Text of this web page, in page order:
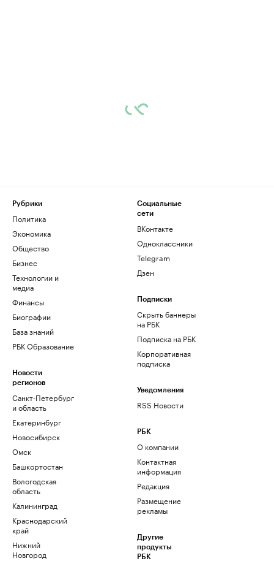
Рубрики
Политика
Экономика
Общество
Бизнес
Технологии и
медиа
Финансы
Биографии
База знаний
РБК Образование
Новости
регионов
Санкт-Петербург
и область
Екатеринбург
Новосибирск
Омск
Башкортостан
Вологодская
область
Калининград
Краснодарский
край
Нижний
Новгород
Социальные
сети
ВКонтакте
Одноклассники
Telegram
Дзен
Подписки
Скрыть баннеры
на РБК
Подписка на РБК
Корпоративная
подписка
Уведомления
RSS Новости
РБК
О компании
Контактная
информация
Редакция
Размещение
рекламы
Другие
продукты
РБК